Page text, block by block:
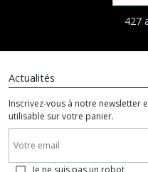
427
Actualités
Inscrivez-vous à notre newsletter
utilisable sur votre panier.